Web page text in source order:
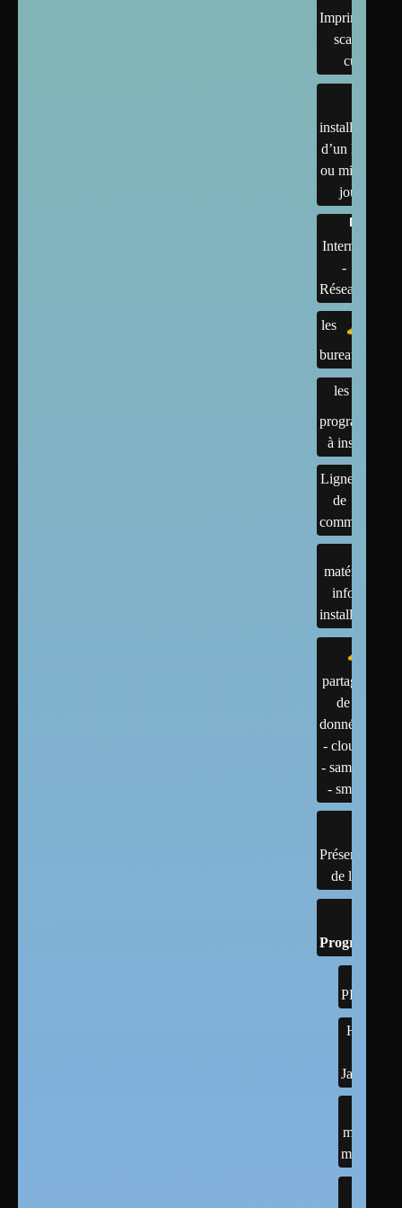
Imprimantes,
scanner,
cups
installation
d’un linux
ou mises à
jour
Internet
-
Réseaux
les
bureaux
les
programmes
à installer
Lignes
de
commandes
matériels :
infos et
installations
partage
de
données
- cloud
- samba
- smb
Présentation
de linux
PHP
Html
mysql -
mariadb